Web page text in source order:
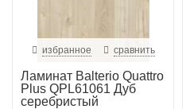
избранное сравнить
Ламинат Balterio Quattro
Plus QPL61061 Дуб
серебристый